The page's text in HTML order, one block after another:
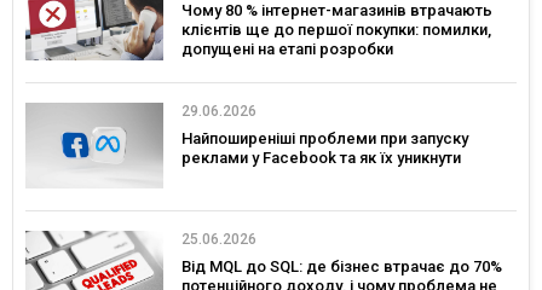
Чому 80 % інтернет-магазинів втрачають
клієнтів ще до першої покупки: помилки,
допущені на етапі розробки
29.06.2026
Найпоширеніші проблеми при запуску
реклами у Facebook та як їх уникнути
25.06.2026
Від MQL до SQL: де бізнес втрачає до 70%
потенційного доходу, і чому проблема не